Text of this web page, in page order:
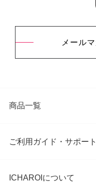
メール
商品一覧
ご利用ガイド・サポート
ICHAROIについて